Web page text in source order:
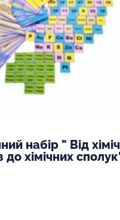
набір " Від
до хімічних